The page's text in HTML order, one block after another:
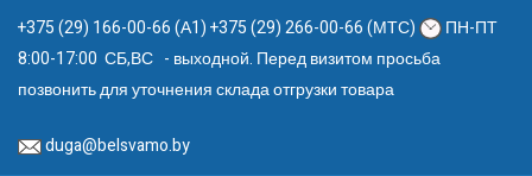
+375 (29) 166-00-66 (А1) +375 (29) 266-00-66 (МТС)
ПН-ПТ
8:00-17:00 СБ,ВС - выходной. Перед визитом просьба
позвонить для уточнения склада отгрузки товара
duga@belsvamo.by